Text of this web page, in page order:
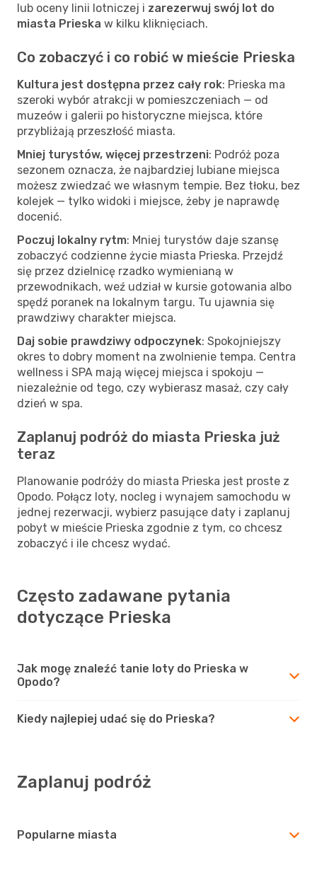
lub oceny linii lotniczej i zarezerwuj swój lot do
miasta Prieska w kilku kliknięciach.
Co zobaczyć i co robić w mieście Prieska
Kultura jest dostępna przez cały rok: Prieska ma
szeroki wybór atrakcji w pomieszczeniach — od
muzeów i galerii po historyczne miejsca, które
przybliżają przeszłość miasta.
Mniej turystów, więcej przestrzeni: Podróż poza
sezonem oznacza, że najbardziej lubiane miejsca
możesz zwiedzać we własnym tempie. Bez tłoku, bez
kolejek — tylko widoki i miejsce, żeby je naprawdę
docenić.
Poczuj lokalny rytm: Mniej turystów daje szansę
zobaczyć codzienne życie miasta Prieska. Przejdź
się przez dzielnicę rzadko wymienianą w
przewodnikach, weź udział w kursie gotowania albo
spędź poranek na lokalnym targu. Tu ujawnia się
prawdziwy charakter miejsca.
Daj sobie prawdziwy odpoczynek: Spokojniejszy
okres to dobry moment na zwolnienie tempa. Centra
wellness i SPA mają więcej miejsca i spokoju —
niezależnie od tego, czy wybierasz masaż, czy cały
dzień w spa.
Zaplanuj podróż do miasta Prieska już
teraz
Planowanie podróży do miasta Prieska jest proste z
Opodo. Połącz loty, nocleg i wynajem samochodu w
jednej rezerwacji, wybierz pasujące daty i zaplanuj
pobyt w mieście Prieska zgodnie z tym, co chcesz
zobaczyć i ile chcesz wydać.
Często zadawane pytania
dotyczące Prieska
Jak mogę znaleźć tanie loty do Prieska w
Opodo?
Kiedy najlepiej udać się do Prieska?
Zaplanuj podróż
Popularne miasta